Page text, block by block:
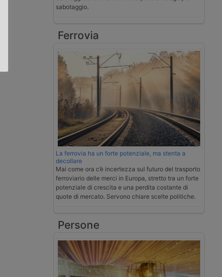
sabotaggio.
Ferrovia
La ferrovia ha un forte potenziale, ma stenta a
decollare
Mai come ora c’è incertezza sul futuro del trasporto
ferroviario delle merci in Europa, stretto tra un forte
potenziale di crescita e una perdita costante di
quote di mercato. Servono chiare scelte politiche.
Persone